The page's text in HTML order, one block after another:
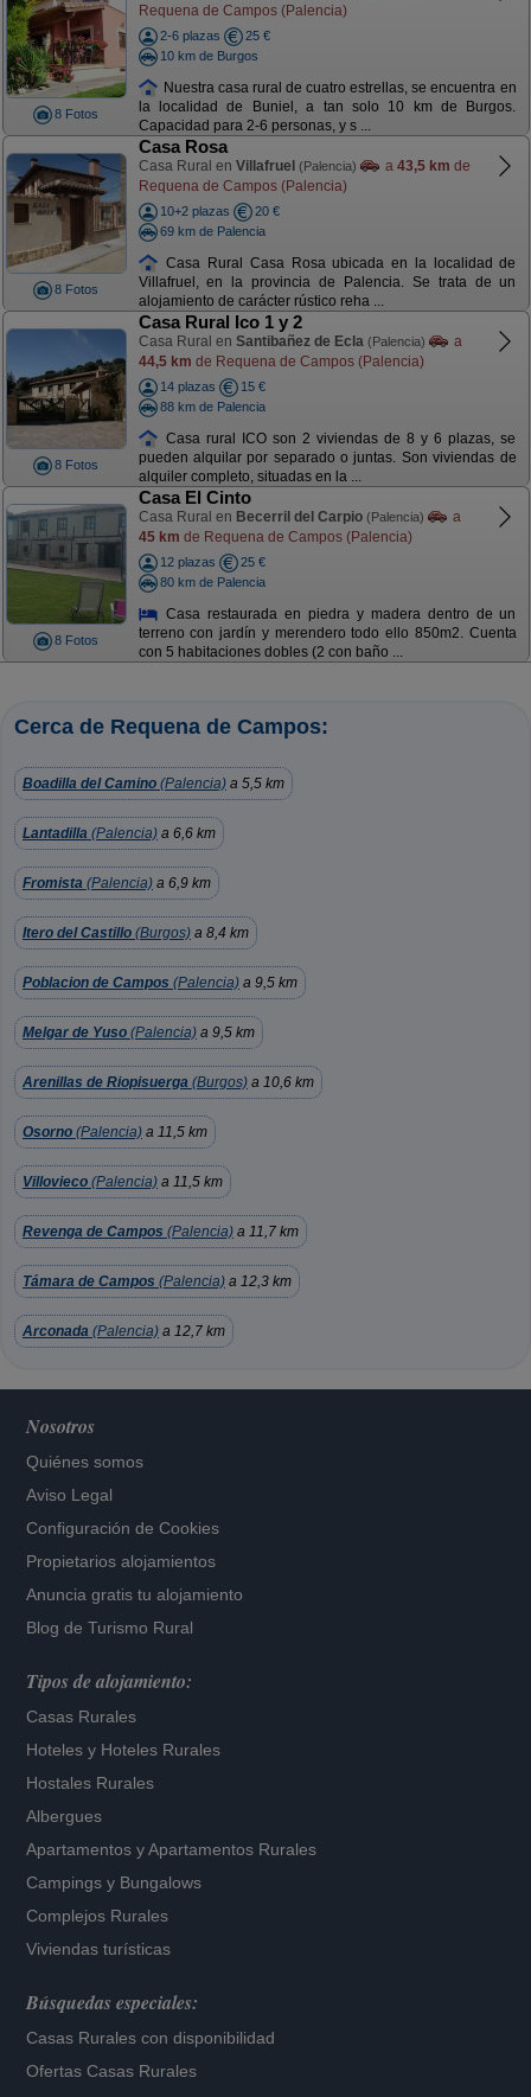
8 Fotos
Requena de Campos (Palencia)
2-6 plazas
25 €
10 km de Burgos
Nuestra casa rural de cuatro estrellas, se encuentra en
la localidad de Buniel, a tan solo 10 km de Burgos.
Capacidad para 2-6 personas, y s ...
8 Fotos
Casa Rosa
Casa Rural en Villafruel (Palencia) a 43,5 km de
Requena de Campos (Palencia)
10+2 plazas
20 €
69 km de Palencia
Casa Rural Casa Rosa ubicada en la localidad de
Villafruel, en la provincia de Palencia. Se trata de un
alojamiento de carácter rústico reha ...
8 Fotos
Casa Rural Ico 1 y 2
Casa Rural en Santibañez de Ecla (Palencia)
a
44,5 km de Requena de Campos (Palencia)
14 plazas
15 €
88 km de Palencia
Casa rural ICO son 2 viviendas de 8 y 6 plazas, se
pueden alquilar por separado o juntas. Son viviendas de
alquiler completo, situadas en la ...
8 Fotos
Casa El Cinto
Casa Rural en Becerril del Carpio (Palencia)
a
45 km de Requena de Campos (Palencia)
12 plazas
25 €
80 km de Palencia
Casa restaurada en piedra y madera dentro de un
terreno con jardín y merendero todo ello 850m2. Cuenta
con 5 habitaciones dobles (2 con baño ...
Cerca de Requena de Campos:
Boadilla del Camino (Palencia) a 5,5 km
Lantadilla (Palencia) a 6,6 km
Fromista (Palencia) a 6,9 km
Itero del Castillo (Burgos) a 8,4 km
Poblacion de Campos (Palencia) a 9,5 km
Melgar de Yuso (Palencia) a 9,5 km
Arenillas de Riopisuerga (Burgos) a 10,6 km
Osorno (Palencia) a 11,5 km
Villovieco (Palencia) a 11,5 km
Revenga de Campos (Palencia) a 11,7 km
Támara de Campos (Palencia) a 12,3 km
Arconada (Palencia) a 12,7 km
Nosotros
Quiénes somos
Aviso Legal
Configuración de Cookies
Propietarios alojamientos
Anuncia gratis tu alojamiento
Blog de Turismo Rural
Tipos de alojamiento:
Casas Rurales
Hoteles y Hoteles Rurales
Hostales Rurales
Albergues
Apartamentos yApartamentos Rurales
Campings y Bungalows
Complejos Rurales
Viviendas turísticas
Búsquedas especiales:
Casas Rurales con disponibilidad
Ofertas Casas Rurales